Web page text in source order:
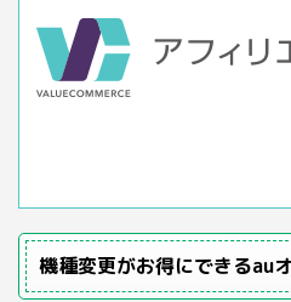
機種変更がお得にできるau